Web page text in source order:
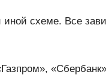
схеме. Все